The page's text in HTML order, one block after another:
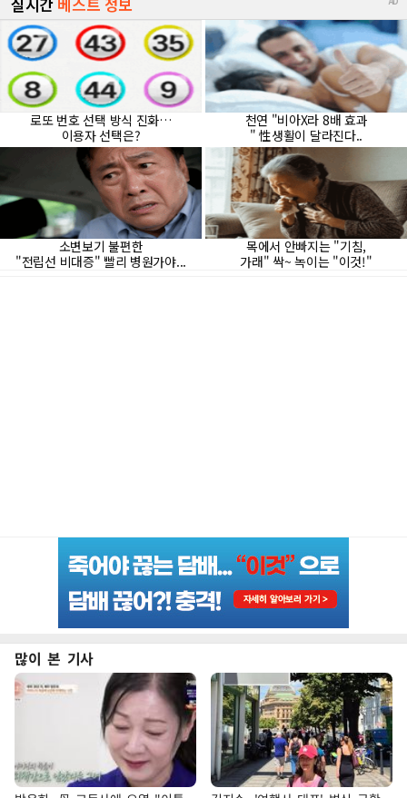
많이 본 기사